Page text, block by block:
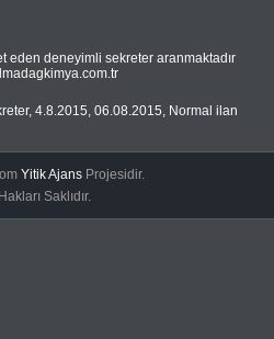
eden deneyimli sekreter aranmaktadır
, 4.8.2015, 06.08.2015, Normal ilan
Yitik Ajans Projesidir.
Saklıdır.